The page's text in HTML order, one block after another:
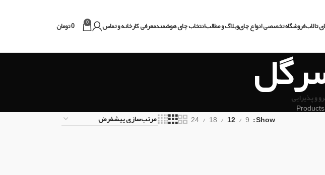
تالابفروشگاه تخصصی انواع چایوبلاگ و مطالبانتخاب چای هوشمندمعرفی کارخانه و تماس 0
0تومان
و پذیرایی
Show
9
12
18
24